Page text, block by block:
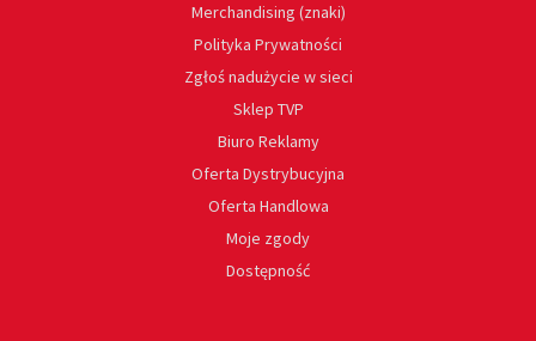
Merchandising (znaki)
Polityka Prywatności
Zgłoś nadużycie w sieci
Sklep TVP
Biuro Reklamy
Oferta Dystrybucyjna
Oferta Handlowa
Moje zgody
Dostępność